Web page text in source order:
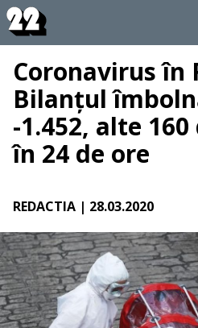
Coronavirus în
Bilanțul
-1.452, alte
în 24 de ore
REDACTIA | 28.03.2020